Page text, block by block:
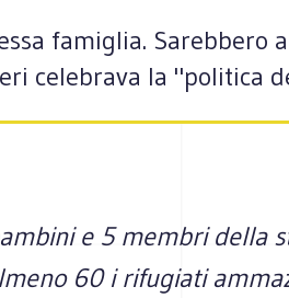
famiglia. Sarebbero
celebrava la "politica
e 5 membri della
60 i rifugiati